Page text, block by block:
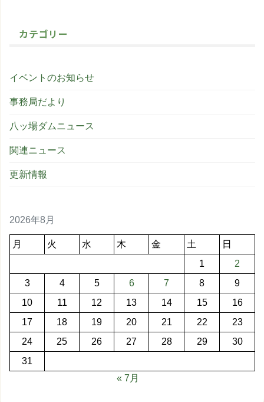
カテゴリー
イベントのお知らせ
事務局だより
八ッ場ダムニュース
関連ニュース
更新情報
2026年8月
月 火 水 木 金 土
日
1
2
3
4 5 6 7 8
9
10
11 12 13 14 15
16
17
18 19 20 21 22
23
24
25 26 27 28 29
30
31
« 7月